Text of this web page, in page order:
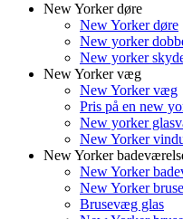
New Yorker døre
New Yorker døre
New yorker
New yorker
New Yorker væg
New Yorker væg
Pris på en new
New yorker
New Yorker
New Yorker
New Yorker
New Yorker
Brusevæg glas